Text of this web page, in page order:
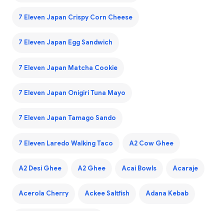
7 Eleven Japan Crispy Corn Cheese
7 Eleven Japan Egg Sandwich
7 Eleven Japan Matcha Cookie
7 Eleven Japan Onigiri Tuna Mayo
7 Eleven Japan Tamago Sando
7 Eleven Laredo Walking Taco A2 Cow Ghee
A2 Desi Ghee A2 Ghee Acai Bowls Acaraje
Acerola Cherry Ackee Saltfish Adana Kebab